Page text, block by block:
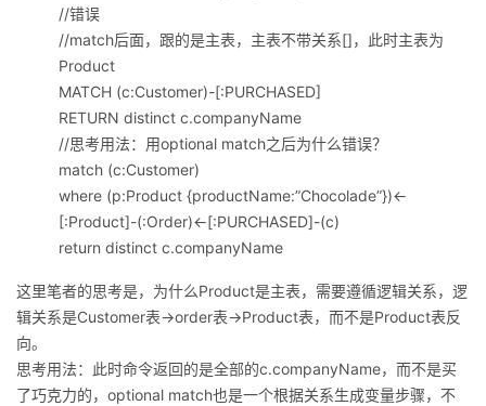
//错误
//match后面，跟的是主表，主表不带关系[]，此时主表为
Product
MATCH (c:Customer)-[:PURCHASED]
RETURN distinct c.companyName
//思考用法：用optional match之后为什么错误？
match (c:Customer)
where (p:Product {productName:”Chocolade”})<-
[:Product]-(:Order)<-[:PURCHASED]-(c)
return distinct c.companyName
这里笔者的思考是，为什么Product是主表，需要遵循逻辑关系，逻
辑关系是Customer表->order表->Product表，而不是Product表反
向。
思考用法：此时命令返回的是全部的c.companyName，而不是买
了巧克力的，optional match也是一个根据关系生成变量步骤，不